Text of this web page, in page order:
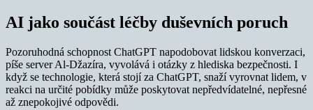
AI jako součást léčby duševních poruch
Pozoruhodná schopnost ChatGPT napodobovat lidskou konverzaci,
píše server Al-Džazíra, vyvolává i otázky z hlediska bezpečnosti. I
když se technologie, která stojí za ChatGPT, snaží vyrovnat lidem, v
reakci na určité pobídky může poskytovat nepředvídatelné, nepřesné
až znepokojivé odpovědi.